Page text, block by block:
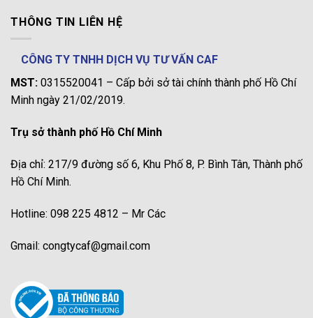
THÔNG TIN LIÊN HỆ
CÔNG TY TNHH DỊCH VỤ TƯ VẤN CAF
MST: 0315520041 – Cấp bởi sở tài chính thành phố Hồ Chí
Minh ngày 21/02/2019.
Trụ sở thành phố Hồ Chí Minh
Địa chỉ: 217/9 đường số 6, Khu Phố 8, P. Bình Tân, Thành phố
Hồ Chí Minh.
Hotline: 098 225 4812 – Mr Các
Gmail: congtycaf@gmail.com